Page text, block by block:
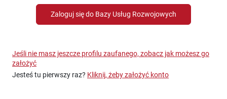
Zaloguj się do Bazy Usług Rozwojowych
Jeśli nie masz jeszcze profilu zaufanego, zobacz jak możesz go
założyć
Jesteś tu pierwszy raz? Kliknij, żeby założyć konto